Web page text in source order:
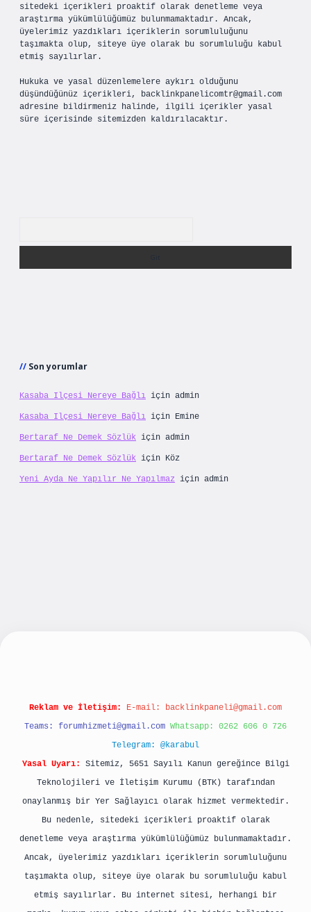
sitedeki içerikleri proaktif olarak denetleme veya
araştırma yükümlülüğümüz bulunmamaktadır. Ancak,
üyelerimiz yazdıkları içeriklerin sorumluluğunu
taşımakta olup, siteye üye olarak bu sorumluluğu kabul
etmiş sayılırlar.
Hukuka ve yasal düzenlemelere aykırı olduğunu
düşündüğünüz içerikleri, backlinkpanelicomtr@gmail.com
adresine bildirmeniz halinde, ilgili içerikler yasal
süre içerisinde sitemizden kaldırılacaktır.
Son yorumlar
Kasaba Ilçesi Nereye Bağlı için admin
Kasaba Ilçesi Nereye Bağlı için Emine
Bertaraf Ne Demek Sözlük için admin
Bertaraf Ne Demek Sözlük için Köz
Yeni Ayda Ne Yapılır Ne Yapılmaz için admin
Reklam ve İletişim: E-mail: backlinkpaneli@gmail.com
Teams: forumhizmeti@gmail.com Whatsapp: 0262 606 0 726
Telegram: @karabul
Yasal Uyarı:
Sitemiz, 5651 Sayılı Kanun gereğince Bilgi
Teknolojileri ve İletişim Kurumu (BTK) tarafından
onaylanmış bir Yer Sağlayıcı olarak hizmet vermektedir.
Bu nedenle, sitedeki içerikleri proaktif olarak
denetleme veya araştırma yükümlülüğümüz bulunmamaktadır.
Ancak, üyelerimiz yazdıkları içeriklerin sorumluluğunu
taşımakta olup, siteye üye olarak bu sorumluluğu kabul
etmiş sayılırlar. Bu internet sitesi, herhangi bir